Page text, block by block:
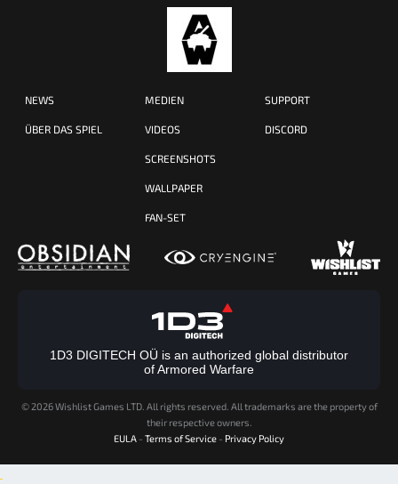
NEWS
ÜBER DAS SPIEL
MEDIEN
VIDEOS
SCREENSHOTS
WALLPAPER
FAN-SET
SUPPORT
DISCORD
1D3 DIGITECH OÜ is an authorized global distributor
of Armored Warfare
© 2026 Wishlist Games LTD. All rights reserved. All trademarks are the property of
their respective owners.
EULA - Terms of Service - Privacy Policy